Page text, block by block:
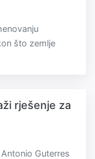
što zemlje
rješenje za
Guterres